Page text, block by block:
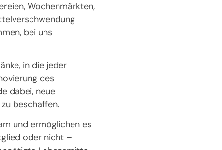
Wochenmärkten,
bei uns
in die jeder
des
dabei, neue
beschaffen.
und ermöglichen es
oder nicht –